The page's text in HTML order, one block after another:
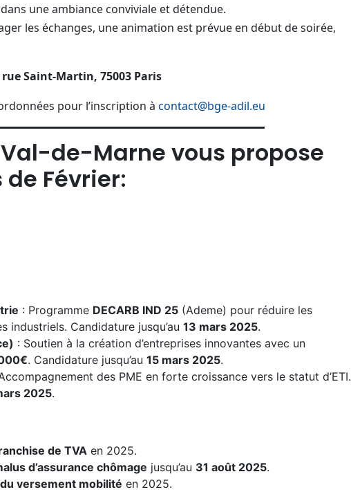
une ambiance conviviale et détendue.
les échanges, une animation est prévue en début de soirée,
rue Saint-Martin, 75003 Paris
pour l’inscription à contact@bge-adil.eu
Val-de-Marne vous propose
Février:
: Programme DECARB IND 25 (Ademe) pour réduire les
industriels. Candidature jusqu’au 13 mars 2025.
: Soutien à la création d’entreprises innovantes avec un
. Candidature jusqu’au 15 mars 2025.
des PME en forte croissance vers le statut d’ETI.
2025.
de TVA en 2025.
d’assurance chômage jusqu’au 31 août 2025.
versement mobilité en 2025.